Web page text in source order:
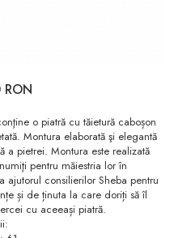
o piatră cu tăietură caboșon
Montura elaborată şi elegantă
a pietrei. Montura este realizată
pentru măiestria lor în
ajutorul consilierilor Sheba pentru
și de ținuta la care doriți să îl
cu aceeași piatră.